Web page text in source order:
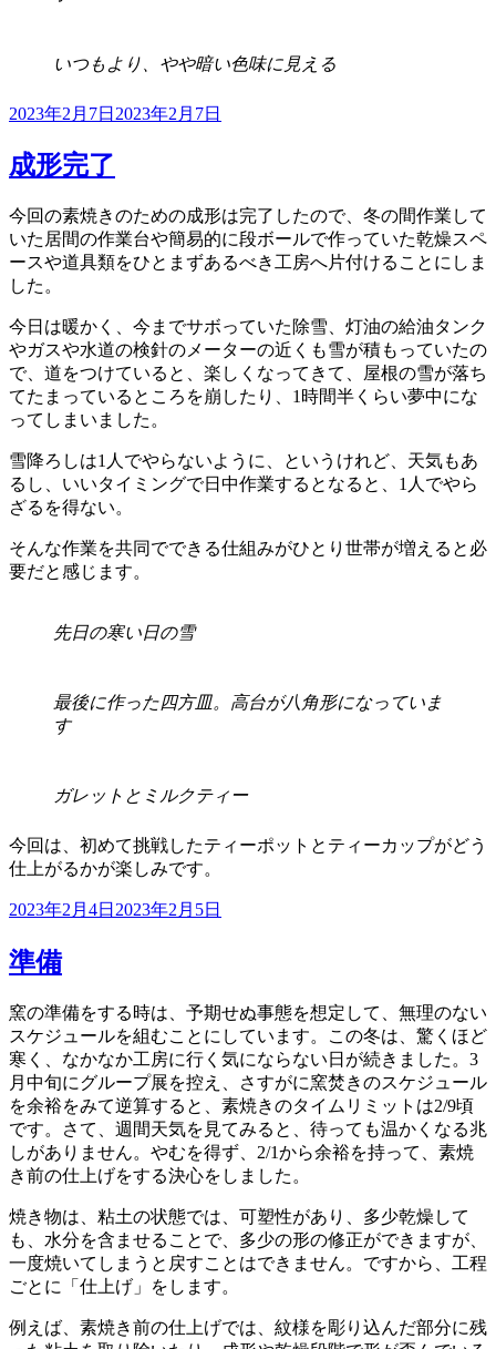
いつもより、やや暗い色味に見える
投
日:
2023年2月7日 2023年2月7日
成形完了
今回の素焼きのための成形は完了したので、冬の間作業して
いた居間の作業台や簡易的に段ボールで作っていた乾燥スペ
ースや道具類をひとまずあるべき工房へ片付けることにしま
した。
今日は暖かく、今までサボっていた除雪、灯油の給油タンク
やガスや水道の検針のメーターの近くも雪が積もっていたの
で、道をつけていると、楽しくなってきて、屋根の雪が落ち
てたまっているところを崩したり、1時間半くらい夢中にな
ってしまいました。
雪降ろしは1人でやらないように、というけれど、天気もあ
るし、いいタイミングで日中作業するとなると、1人でやら
ざるを得ない。
そんな作業を共同でできる仕組みがひとり世帯が増えると必
要だと感じます。
先日の寒い日の雪
最後に作った四方皿。高台が八角形になっていま
す
ガレットとミルクティー
今回は、初めて挑戦したティーポットとティーカップがどう
仕上がるかが楽しみです。
投
日:
2023年2月4日 2023年2月5日
準備
窯の準備をする時は、予期せぬ事態を想定して、無理のない
スケジュールを組むことにしています。この冬は、驚くほど
寒く、なかなか工房に行く気にならない日が続きました。3
月中旬にグループ展を控え、さすがに窯焚きのスケジュール
を余裕をみて逆算すると、素焼きのタイムリミットは2/9頃
です。さて、週間天気を見てみると、待っても温かくなる兆
しがありません。やむを得ず、2/1から余裕を持って、素焼
き前の仕上げをする決心をしました。
焼き物は、粘土の状態では、可塑性があり、多少乾燥して
も、水分を含ませることで、多少の形の修正ができますが、
一度焼いてしまうと戻すことはできません。ですから、工程
ごとに「仕上げ」をします。
例えば、素焼き前の仕上げでは、紋様を彫り込んだ部分に残